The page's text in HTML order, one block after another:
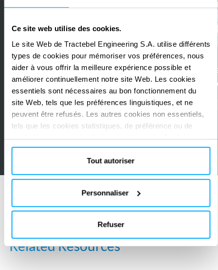
Ce site web utilise des cookies.
Le site Web de Tractebel Engineering S.A. utilise différents
types de cookies pour mémoriser vos préférences, nous
aider à vous offrir la meilleure expérience possible et
améliorer continuellement notre site Web. Les cookies
essentiels sont nécessaires au bon fonctionnement du
site Web, tels que les préférences linguistiques, et ne
peuvent être refusés. Les autres cookies non essentiels,
tels que les cookies statistiques, de préférence ou de
Accepter tout ». Pour plus d'informations, veuillez
consulter notre politique en matière de cookies dans la
section « À propos » et au bas de notre site web.
Tout autoriser
Personnaliser
Refuser
2023Belgique
High level environmental and
social risk assessment supply
chain H2BE
STORAGE
environmental
social
risk
assessment
supply
chain
H2BE
2020 – ongoingBelgique
H2BE - Large-
hydrogen
CARBON CAPTURE
blue
hydrogen
production
plant
Related Resources